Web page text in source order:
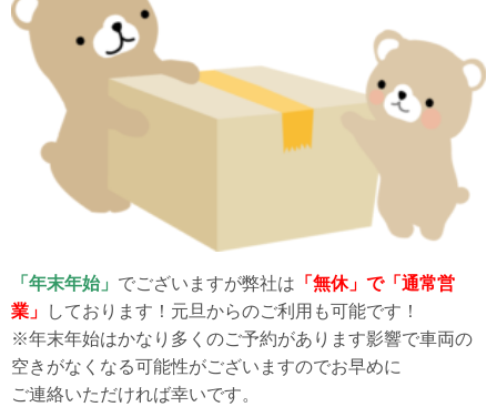
「年末年始」 でございますが弊社は 「無休」で「通常営
業」
しております！元旦からのご利用も可能です！
※年末年始はかなり多くのご予約があります影響で車両の
空きがなくなる可能性がございますのでお早めに
ご連絡いただければ幸いです。